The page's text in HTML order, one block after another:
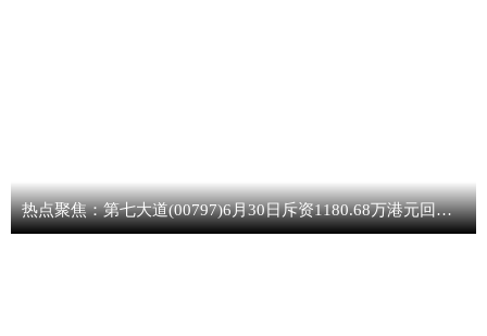
热点聚焦：第七大道(00797)6月30日斥资1180.68万港元回购1019.8万股